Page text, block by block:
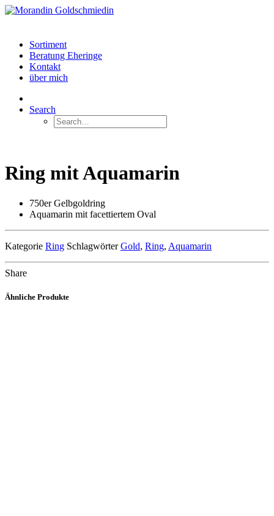
Sortiment
Beratung Eheringe
Kontakt
über mich
Search
Ring mit Aquamarin
750er Gelbgoldring
Aquamarin mit facettiertem Oval
Kategorie Ring Schlagwörter Gold, Ring, Aquamarin
Share
Ähnliche Produkte